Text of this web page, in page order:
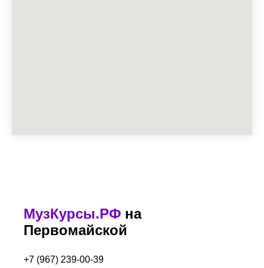
МузКурсы.РФ на
Первомайской
+7 (967) 239-00-39